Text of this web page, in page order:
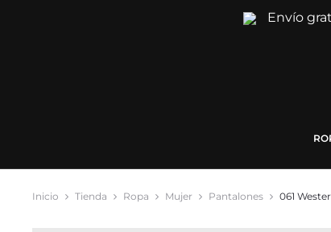
Envío
Inicio Tienda Ropa Mujer Pantalones 061